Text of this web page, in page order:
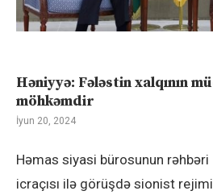
Həniyyə: Fələstin xalqının
möhkəmdir
İyun 20, 2024
Həmas siyasi bürosunun
icraçısı ilə görüşdə sionist